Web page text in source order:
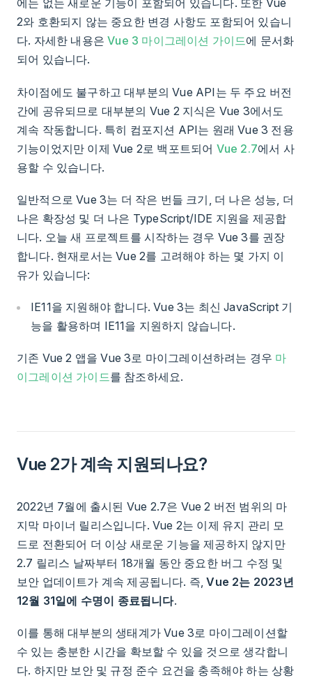
에는 없는 새로운 기능이 포함되어 있습니다. 또한 Vue
2와 호환되지 않는 중요한 변경 사항도 포함되어 있습니
다. 자세한 내용은Vue 3 마이그레이션 가이드에 문서화
되어 있습니다.
차이점에도 불구하고 대부분의 Vue API는 두 주요 버전
간에 공유되므로 대부분의 Vue 2 지식은 Vue 3에서도
계속 작동합니다. 특히 컴포지션 API는 원래 Vue 3 전용
기능이었지만 이제 Vue 2로 백포트되어 Vue 2.7에서 사
용할 수 있습니다.
일반적으로 Vue 3는 더 작은 번들 크기, 더 나은 성능, 더
나은 확장성 및 더 나은 TypeScript/IDE 지원을 제공합
니다. 오늘 새 프로젝트를 시작하는 경우 Vue 3를 권장
합니다. 현재로서는 Vue 2를 고려해야 하는 몇 가지 이
유가 있습니다:
IE11을 지원해야 합니다. Vue 3는 최신 JavaScript 기
능을 활용하며 IE11을 지원하지 않습니다.
기존 Vue 2 앱을 Vue 3로 마이그레이션하려는 경우 마
이그레이션 가이드를 참조하세요.
Vue 2가 계속 지원되나요?
2022년 7월에 출시된 Vue 2.7은 Vue 2 버전 범위의 마
지막 마이너 릴리스입니다. Vue 2는 이제 유지 관리 모
드로 전환되어 더 이상 새로운 기능을 제공하지 않지만
2.7 릴리스 날짜부터 18개월 동안 중요한 버그 수정 및
보안 업데이트가 계속 제공됩니다. 즉,Vue 2는 2023년
12월 31일에 수명이 종료됩니다.
이를 통해 대부분의 생태계가 Vue 3로 마이그레이션할
수 있는 충분한 시간을 확보할 수 있을 것으로 생각합니
다. 하지만 보안 및 규정 준수 요건을 충족해야 하는 상황